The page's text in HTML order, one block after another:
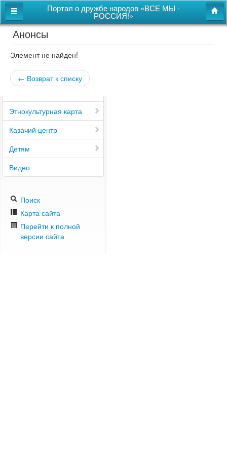
Портал о дружбе народов «ВСЕ МЫ -
РОССИЯ!»
Главная
Дом дружбы народов
Новости
Этнокультурная карта
Казачий центр
Детям
Видео
Поиск
Карта сайта
Перейти к полной
версии сайта
Анонсы
Элемент не найден!
← Возврат к списку